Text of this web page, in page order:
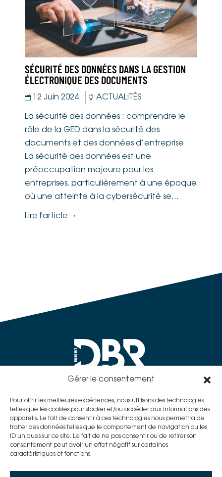
Gérer le consentement
Pour offrir les meilleures expériences, nous utilisons des technologies
telles que les cookies pour stocker et/ou accéder aux informations des
appareils. Le fait de consentir à ces technologies nous permettra de
traiter des données telles que le comportement de navigation ou les
ID uniques sur ce site. Le fait de ne pas consentir ou de retirer son
consentement peut avoir un effet négatif sur certaines
caractéristiques et fonctions.
SÉCURITÉ DES DONNÉES DANS LA GESTION
ÉLECTRONIQUE DES DOCUMENTS
 12 Juin 2024  ACTUALITÉS
La sécurité des données : comprendre le
rôle de la GED dans la sécurité des
documents et des données d’entreprise
La sécurité des données est une
préoccupation majeure pour les
entreprises, particulièrement à une époque
où une atteinte à la cybersécurité se...
Lire l'article $
02 41 88 59 52
